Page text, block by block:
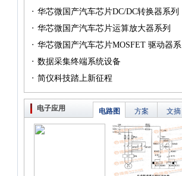
· 华芯微国产汽车芯片DC/DC转换器系列
· 华芯微国产汽车芯片运算放大器系列
（篇一）
· 华芯微国产汽车芯片MOSFET 驱动器系
列（篇一）
· 数据采集终端系统设备
· 简仪科技踏上新征程
电子应用 文摘
方案
电路图